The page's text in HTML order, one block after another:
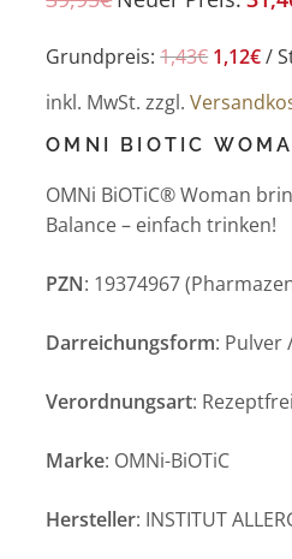
Grundpreis:1,43€ 1,12€/
inkl. MwSt. zzgl.
OMNI BIOTIC
OMNi BiOTiC® Woman
Balance – einfach trinken!
PZN: 19374967
Darreichungsform: Pulver
Verordnungsart: Rezeptfrei
Marke: OMNi-BiOTiC
Hersteller: INSTITUT